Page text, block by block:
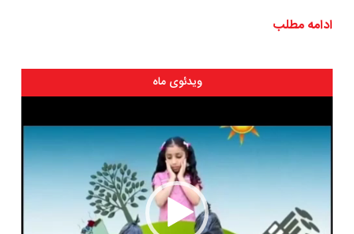
ادامه مطلب
ویدئوی ماه
ویدیو